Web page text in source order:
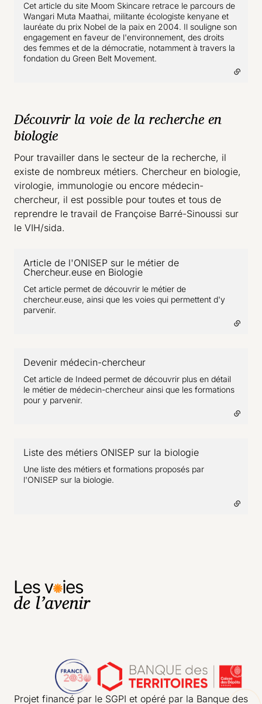
Cet article du site Moom Skincare retrace le parcours de
Wangari Muta Maathai, militante écologiste kenyane et
lauréate du prix Nobel de la paix en 2004. Il souligne son
engagement en faveur de l'environnement, des droits
des femmes et de la démocratie, notamment à travers la
fondation du Green Belt Movement.
Découvrir la voie de la recherche en
biologie
Pour travailler dans le secteur de la recherche, il
existe de nombreux métiers. Chercheur en biologie,
virologie, immunologie ou encore médecin-
chercheur, il est possible pour toutes et tous de
reprendre le travail de Françoise Barré-Sinoussi sur
le VIH/sida.
Article de l'ONISEP sur le métier de
Chercheur.euse en Biologie
Cet article permet de découvrir le métier de
chercheur.euse, ainsi que les voies qui permettent d'y
parvenir.
Devenir médecin-chercheur
Cet article de Indeed permet de découvrir plus en détail
le métier de médecin-chercheur ainsi que les formations
pour y parvenir.
Liste des métiers ONISEP sur la biologie
Une liste des métiers et formations proposés par
l'ONISEP sur la biologie.
Projet financé par le SGPI et opéré par la Banque des